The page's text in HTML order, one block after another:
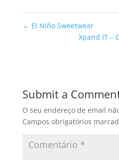
← El Niño Sweetwear
Xpand IT –
Submit a
O seu endereço de email
Campos obrigatórios